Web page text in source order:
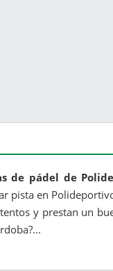
de pádel de
pista en
y prestan un